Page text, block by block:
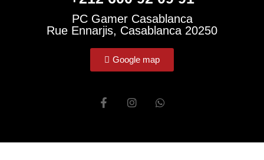
PC Gamer Casablanca
Rue Ennarjis, Casablanca 20250
Google map